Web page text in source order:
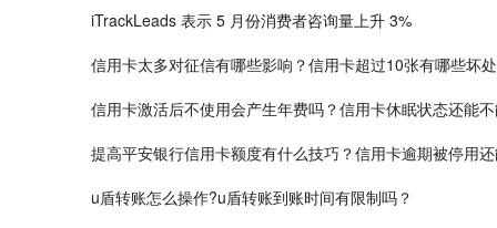
iTrackLeads 表示 5 月份消费者咨询量上升 3%
信用卡太多对征信有哪些影响？信用卡超过10张有哪些坏
信用卡激活后不使用会产生年费吗？信用卡休眠状态还能不
提高平安银行信用卡额度有什么技巧？信用卡逾期被停用
​u盾转账怎么操作?u盾转账到账时间有限制吗？